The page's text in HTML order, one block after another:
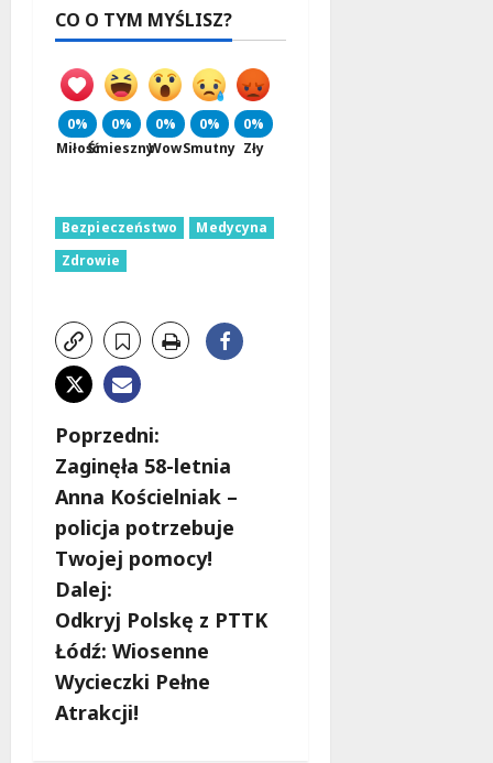
CO O TYM MYŚLISZ?
0%
Miłość
0%
Śmieszny
0%
Wow
0%
Smutny
0%
Zły
Bezpieczeństwo
Medycyna
Zdrowie
Z
o
b
a
c
z
w
Poprzedni:
Zaginęła 58-letnia
Anna Kościelniak –
policja potrzebuje
Twojej pomocy!
Dalej:
Odkryj Polskę z PTTK
Łódź: Wiosenne
Wycieczki Pełne
Atrakcji!